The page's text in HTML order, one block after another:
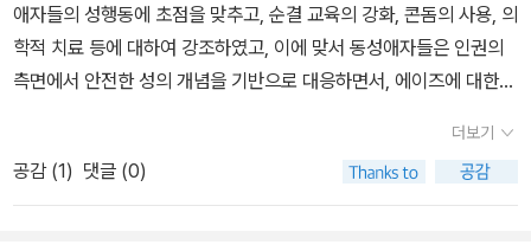
등의 성 행동, 에이즈에 대한 인식 등에 대한 인터뷰와 서베이를 실어
그들의 말을 그대로 옮겨두었다. 특히 한국 게이들의 성행동에 대한
인터뷰가 솔직하게 담겨 충격을 준다.
애자들의 성행동에 초점을 맞추고, 순결 교육의 강화, 콘돔의 사용, 의
학적 치료 등에 대하여 강조하였고, 이에 맞서 동성애자들은 인권의
측면에서 안전한 성의 개념을 기반으로 대응하면서, 에이즈에 대한
특히 이러한 사회적 재구성과정에서, 에이즈에 대하여 단순하게 생의
학적으로 접근하는 대신, 사회적 맥락을 고려한 다면적인 정책 대안
이 모색되어야한다는 주장이 설득력을 갖게 되었다. 그러나 우리나라
더보기
공감 (1) 댓글 (0)